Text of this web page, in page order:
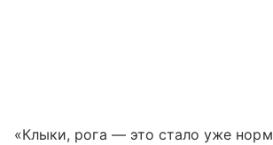
«Клыки, рога — это стало уже